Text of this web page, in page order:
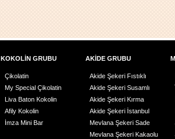
Çikolatin
My Special Çikolatin
Liva Baton Kokolin
Afily Kokolin
İmza Mini Bar
Akide Şekeri Fıstıklı
Akide Şekeri Susamlı
Akide Şekeri Kırma
Akide Şekeri İstanbul
Mevlana Şekeri Sade
Mevlana Şekeri Kakaolu
KOKOLİN GRUBU AKİDE GRUBU